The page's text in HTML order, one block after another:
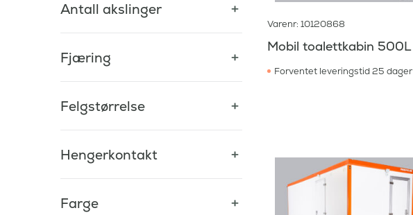
Antall akslinger
Fjæring
Felgstørrelse
Hengerkontakt
Farge
Varenr: 10120868
Mobil toalettkabin 500L
Forventet leveringstid 25 dager